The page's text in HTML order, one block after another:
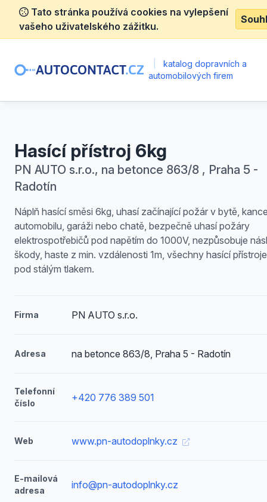
Tato stránka používá cookies na vylepšení
vašeho uživatelského zážitku.
katalog dopravních a
automobilových firem
Hasící přístroj 6kg
PN AUTO s.r.o., na betonce 863/8 , Praha 5 -
Radotín
Náplň hasící směsi 6kg, uhasí začínající požár v bytě,
automobilu, garáži nebo chatě, bezpečně uhasí požáry
elektrospotřebičů pod napětím do 1000V, nezpůsobuje
škody, haste z min. vzdálenosti 1m, všechny hasící
pod stálým tlakem.
Firma PN AUTO s.r.o.
Adresa na betonce 863/8, Praha 5 - Radotín
Telefonní
číslo
+420 776 389 501
Web www.pn-autodoplnky.cz
E-mailová
adresa
info@pn-autodoplnky.cz